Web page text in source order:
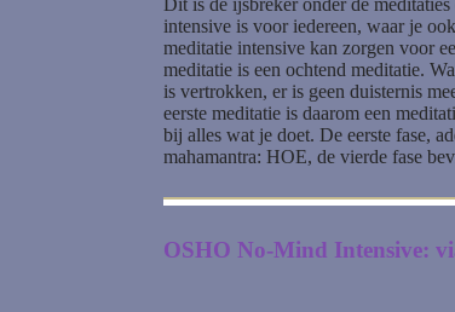
intensive is voor iedereen, waar je
meditatie intensive kan zorgen voor
meditatie is een ochtend meditatie.
is vertrokken, er is geen duisternis
eerste meditatie is daarom een
bij alles wat je doet. De eerste fase,
mahamantra: HOE, de vierde fase
OSHO No-Mind Intensive: